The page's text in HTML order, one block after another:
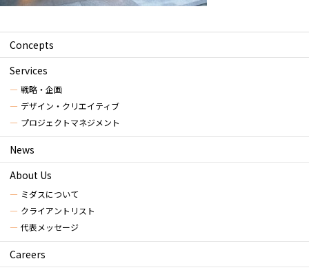
Concepts
Services
戦略・企画
デザイン・クリエイティブ
プロジェクトマネジメント
News
About Us
ミダスについて
クライアントリスト
代表メッセージ
Careers